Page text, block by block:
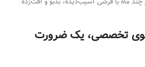
تخصصی، یک ضرورت